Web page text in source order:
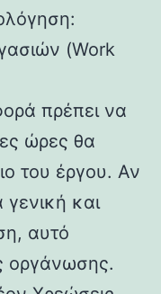
(Work
πρέπει να
ώρες θα
του έργου. Αν
γενική και
αυτό
οργάνωσης.